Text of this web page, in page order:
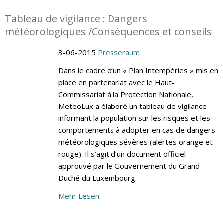
Tableau de vigilance : Dangers
météorologiques /Conséquences et conseils
3-06-2015 Presseraum
Dans le cadre d’un « Plan Intempéries » mis en
place en partenariat avec le Haut-
Commissariat à la Protection Nationale,
MeteoLux a élaboré un tableau de vigilance
informant la population sur les risques et les
comportements à adopter en cas de dangers
météorologiques sévères (alertes orange et
rouge). Il s’agit d’un document officiel
approuvé par le Gouvernement du Grand-
Duché du Luxembourg.
Mehr Lesen